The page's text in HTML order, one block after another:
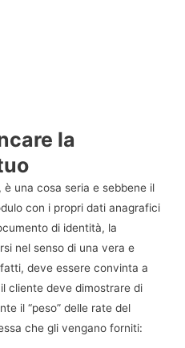
la
una cosa seria e sebbene il
con i propri dati anagrafici
di identità, la
nel senso di una vera e
deve essere convinta a
cliente deve dimostrare di
il “peso” delle rate del
che gli vengano forniti: